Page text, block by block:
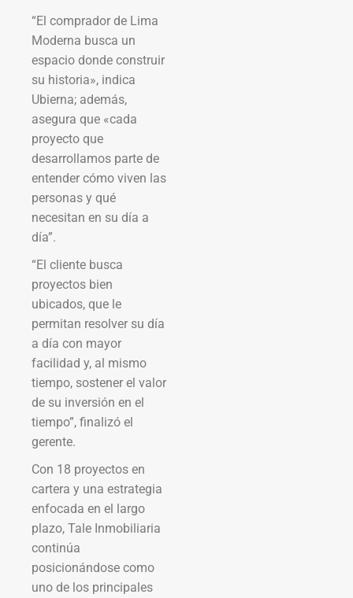
“El comprador de Lima
Moderna busca un
espacio donde construir
su historia», indica
Ubierna; además,
asegura que «cada
proyecto que
desarrollamos parte de
entender cómo viven las
personas y qué
necesitan en su día a
día”.
“El cliente busca
proyectos bien
ubicados, que le
permitan resolver su día
a día con mayor
facilidad y, al mismo
tiempo, sostener el valor
de su inversión en el
tiempo”, finalizó el
gerente.
Con 18 proyectos en
cartera y una estrategia
enfocada en el largo
plazo, Tale Inmobiliaria
continúa
posicionándose como
uno de los principales